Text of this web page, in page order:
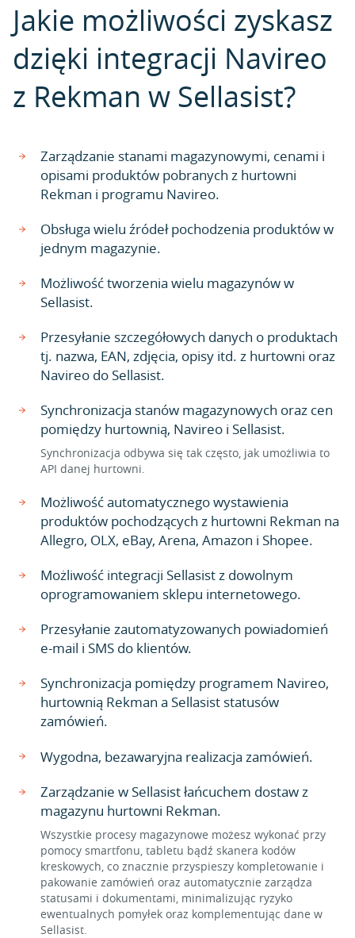
Jakie możliwości zyskasz
dzięki integracji Navireo
z Rekman w Sellasist?
Zarządzanie stanami magazynowymi, cenami i
opisami produktów pobranych z hurtowni
Rekman i programu Navireo.
Obsługa wielu źródeł pochodzenia produktów w
jednym magazynie.
Możliwość tworzenia wielu magazynów w
Sellasist.
Przesyłanie szczegółowych danych o produktach
tj. nazwa, EAN, zdjęcia, opisy itd. z hurtowni oraz
Navireo do Sellasist.
Synchronizacja stanów magazynowych oraz cen
pomiędzy hurtownią, Navireo i Sellasist.
Synchronizacja odbywa się tak często, jak umożliwia to
API danej hurtowni.
Możliwość automatycznego wystawienia
produktów pochodzących z hurtowni Rekman na
Allegro, OLX, eBay, Arena, Amazon i Shopee.
Możliwość integracji Sellasist z dowolnym
oprogramowaniem sklepu internetowego.
Przesyłanie zautomatyzowanych powiadomień
e-mail i SMS do klientów.
Synchronizacja pomiędzy programem Navireo,
hurtownią Rekman a Sellasist statusów
zamówień.
Wygodna, bezawaryjna realizacja zamówień.
Zarządzanie w Sellasist łańcuchem dostaw z
magazynu hurtowni Rekman.
Wszystkie procesy magazynowe możesz wykonać przy
pomocy smartfonu, tabletu bądź skanera kodów
kreskowych, co znacznie przyspieszy kompletowanie i
pakowanie zamówień oraz automatycznie zarządza
statusami i dokumentami, minimalizując ryzyko
ewentualnych pomyłek oraz komplementując dane w
Sellasist.